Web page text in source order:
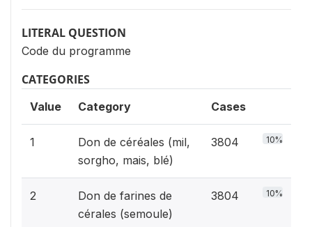
LITERAL QUESTION
Code du programme
CATEGORIES
Value Category Cases
1
Don de céréales (mil,
sorgho, mais, blé)
3804 10%
2
Don de farines de
cérales (semoule)
3804 10%